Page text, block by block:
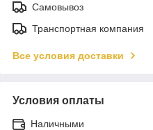
Самовывоз
Транспортная компания
Все условия доставки
Условия оплаты
Наличными